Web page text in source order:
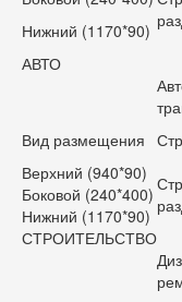
Нижний (1170*90)
АВТО
Вид размещения
Верхний (940*90)
Боковой (240*400)
Нижний (1170*90)
СТРОИТЕЛЬСТВО